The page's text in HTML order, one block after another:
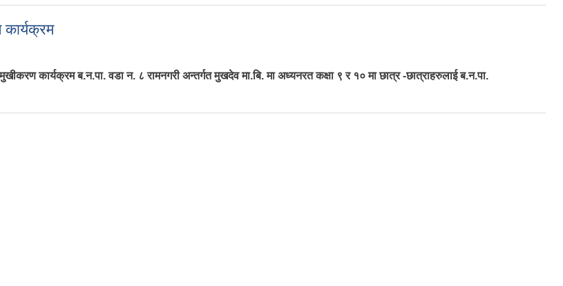
कार्यक्रम
कार्यक्रम ब.न.पा. वडा न. ८ रामनगरी अन्तर्गत मुखदेव मा.बि. मा अध्यनरत कक्षा ९ र १० मा छात्र -छात्राहरुलाई ब.न.पा.